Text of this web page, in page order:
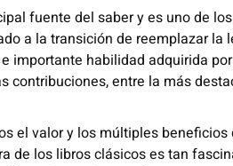
fuente del saber y es uno de
a la transición de reemplazar
importante habilidad adquirida
contribuciones, entre la más
el valor y los múltiples
de los libros clásicos es tan